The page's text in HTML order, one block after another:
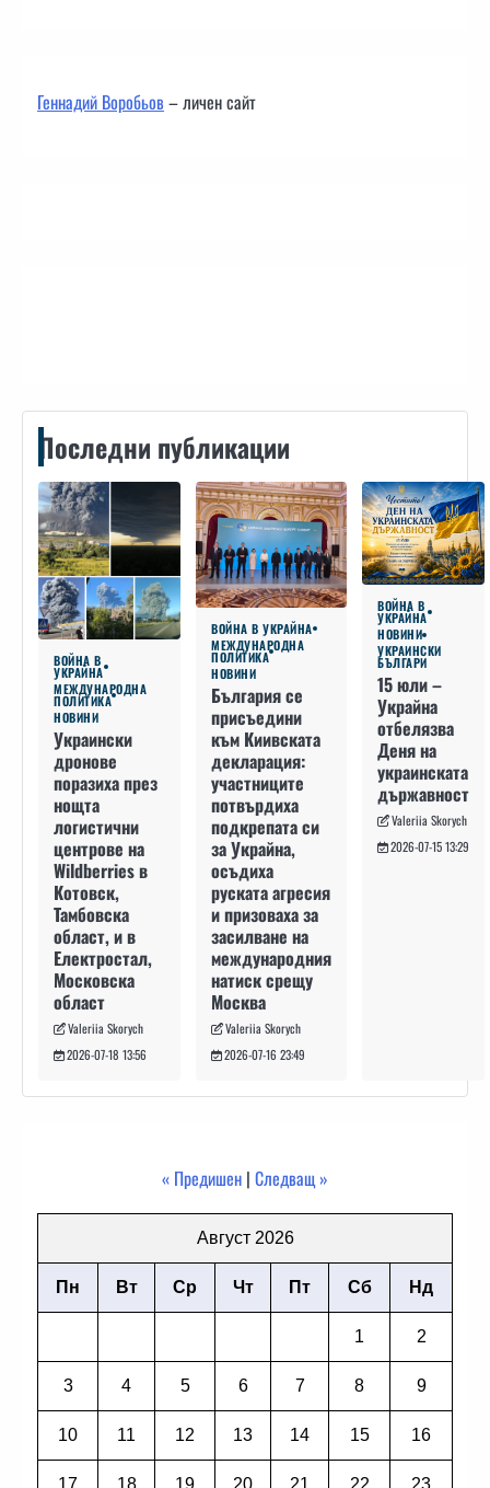
Геннадий Воробьов– личен сайт
Последни публикации
ВОЙНА В
УКРАЙНА
МЕЖДУНАРОДНА
ПОЛИТИКА
НОВИНИ
Украински
дронове
поразиха през
нощта
логистични
центрове на
Wildberries в
Котовск,
Тамбовска
област, и в
Електростал,
Московска
област
Valeriia Skorych
2026-07-18 13:56
ВОЙНА В УКРАЙНА
МЕЖДУНАРОДНА
ПОЛИТИКА
НОВИНИ
България се
присъедини
към Киивската
декларация:
участниците
потвърдиха
подкрепата си
за Украйна,
осъдиха
руската агресия
и призоваха за
засилване на
международния
натиск срещу
Москва
Valeriia Skorych
2026-07-16 23:49
ВОЙНА В
УКРАЙНА
НОВИНИ
УКРАИНСКИ
БЪЛГАРИ
15 юли –
Украйна
отбелязва
Деня на
украинската
държавност
Valeriia Skorych
2026-07-15 13:29
« Предишен | Следващ »
Август 2026
Пн Вт Ср Чт Пт Сб Нд
1 2
3 4 5 6 7 8 9
10 11 12 13 14 15 16
17 18 19 20 21 22 23